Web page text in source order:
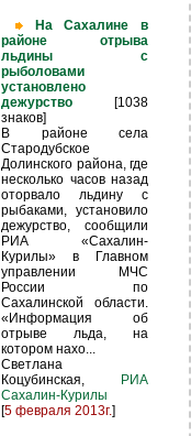
На Сахалине в
районе отрыва
льдины с
рыболовами
установлено
дежурство [1038
знаков]
В районе села
Стародубское
Долинского района, где
несколько часов назад
оторвало льдину с
рыбаками, установило
дежурство, сообщили
РИА «Сахалин-
Курилы» в Главном
управлении МЧС
России по
Сахалинской области.
«Информация об
отрыве льда, на
котором нахо...
Светлана
Коцубинская,
РИА
Сахалин-Курилы
[5 февраля 2013г.]